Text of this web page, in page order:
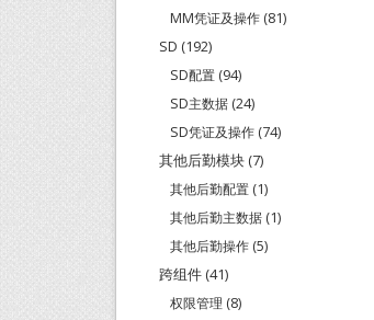
MM凭证及操作 (81)
SD (192)
SD配置 (94)
SD主数据 (24)
SD凭证及操作 (74)
其他后勤模块 (7)
其他后勤配置 (1)
其他后勤主数据 (1)
其他后勤操作 (5)
跨组件 (41)
权限管理 (8)